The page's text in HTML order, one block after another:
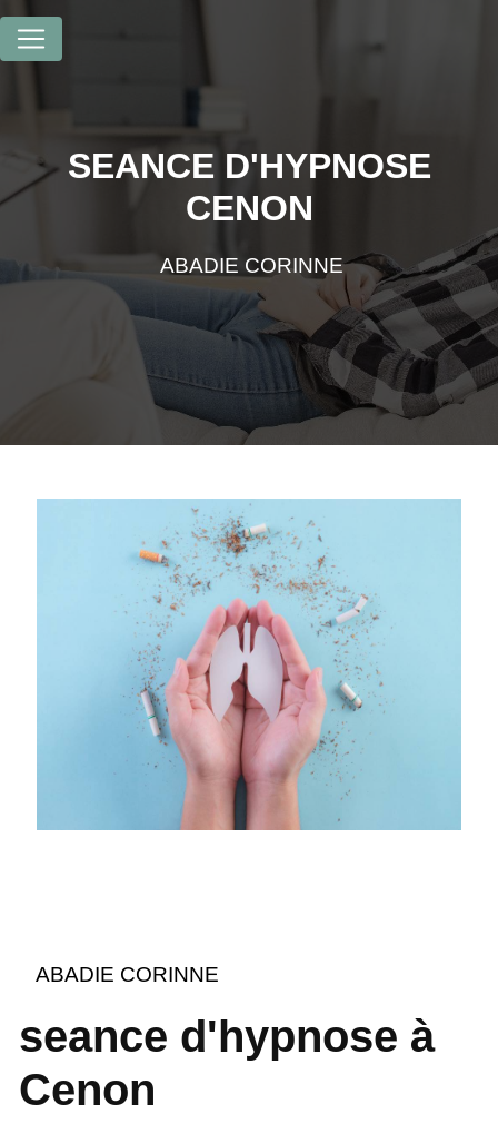
SEANCE D'HYPNOSE
CENON
ABADIE CORINNE
ABADIE CORINNE
seance d'hypnose à
Cenon
Panneau de gestion des cookies